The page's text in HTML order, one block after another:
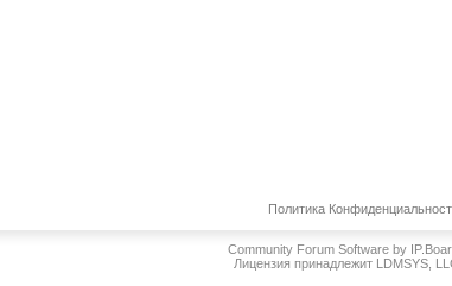
Политика
Community Forum Software by
Лицензия принадлежит LDMSYS,